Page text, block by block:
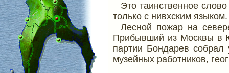
Это таинственное
только с нивхским языком.
Лесной пожар на
Прибывший из Москвы в
партии Бондарев собрал
музейных работников,